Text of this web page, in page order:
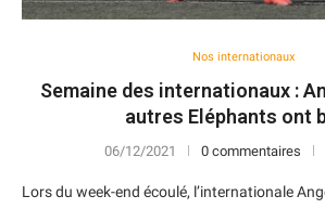
Nos internationaux
Semaine des internationaux :
autres Eléphants ont
06/12/2021 0 commentaires
Lors du week-end écoulé, l’internationale